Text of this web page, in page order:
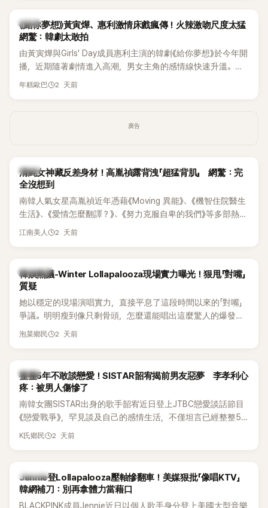
韓劇
《給你夢想》黃寅燁、惠利激情床戲瘋傳！火辣激吻尺度太猛
網驚：韓劇太敢拍
由黃寅燁與Girls' Day成員惠利主演的韓劇《給你夢想》於今年開
播，近期隨著劇情進入高潮，男女主角的感情線快速升溫。最
新播出的第8集不僅上演火辣吻戲，更接連出現床戲橋段，讓
年糕歐巴 2 天前
廣告
韓星
清純女神藏反差身材！高胤禎露背洩「超猛背肌」 網驚：完
全沒想到
南韓人氣女星高胤禎近年憑藉《Moving 異能》、《機智住院醫生
生活》、《愛情怎麼翻譯？》、《努力克服自卑的我們》等多部熱門
作品，躍升為韓劇新一代女神代表，不僅演技備受肯定，精緻
細身材下的超狂背肌與肩膀線條，反差感十足，讓不少網友看
傻直呼：「原來她身材這麼猛！」
江南美人 2 天前
熱議討論
韓娛熱議-Winter Lollapalooza現場實力曝光！狠甩「對嘴」
質疑
她以穩定的現場演唱實力，直接平息了這段時間以來的「對嘴」
爭議。明明瘦到像只剩骨頭，怎麼還能唱出這麼驚人的爆發力
和音量？
泡菜鄉民 2 天前
韓星
整整5年不敢談戀愛！SISTAR韶宥揭前男友惡夢 李孝利心
疼：被男人傷慘了
南韓女團SISTAR出身的歌手韶宥近日登上JTBC戀愛談話節目
《戀愛戰爭》，罕見談及自己的感情生活，不僅坦言已經整整5
年沒有談戀愛，更首度透露空窗至今的原因，全與上一段戀情
K氏鄉民 2 天前
K-POP
Jennie登Lollapalooza壓軸慘翻車！美媒狠批「像唱KTV」
韓網補刀：別再拿體力當藉口
BLACKPINK成員Jennie近日以個人歌手身分登上美國大型音樂